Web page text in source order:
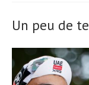
Un peu de